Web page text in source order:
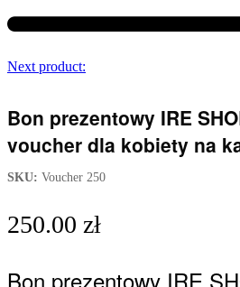
Next product:
Bon prezentowy IRE
voucher dla kobiety na
SKU: Voucher 250
250.00 zł
Bon prezentowy IRE